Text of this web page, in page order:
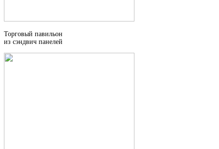
Торговый павильон
из сэндвич панелей